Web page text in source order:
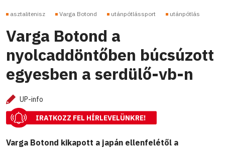
asztalitenisz Varga Botond utánpótlássport utánpótlás
Varga Botond a
nyolcaddöntőben búcsúzott
egyesben a serdülő-vb-n
UP-info
IRATKOZZ FEL HÍRLEVELÜNKRE!
Varga Botond kikapott a japán ellenfelétől a